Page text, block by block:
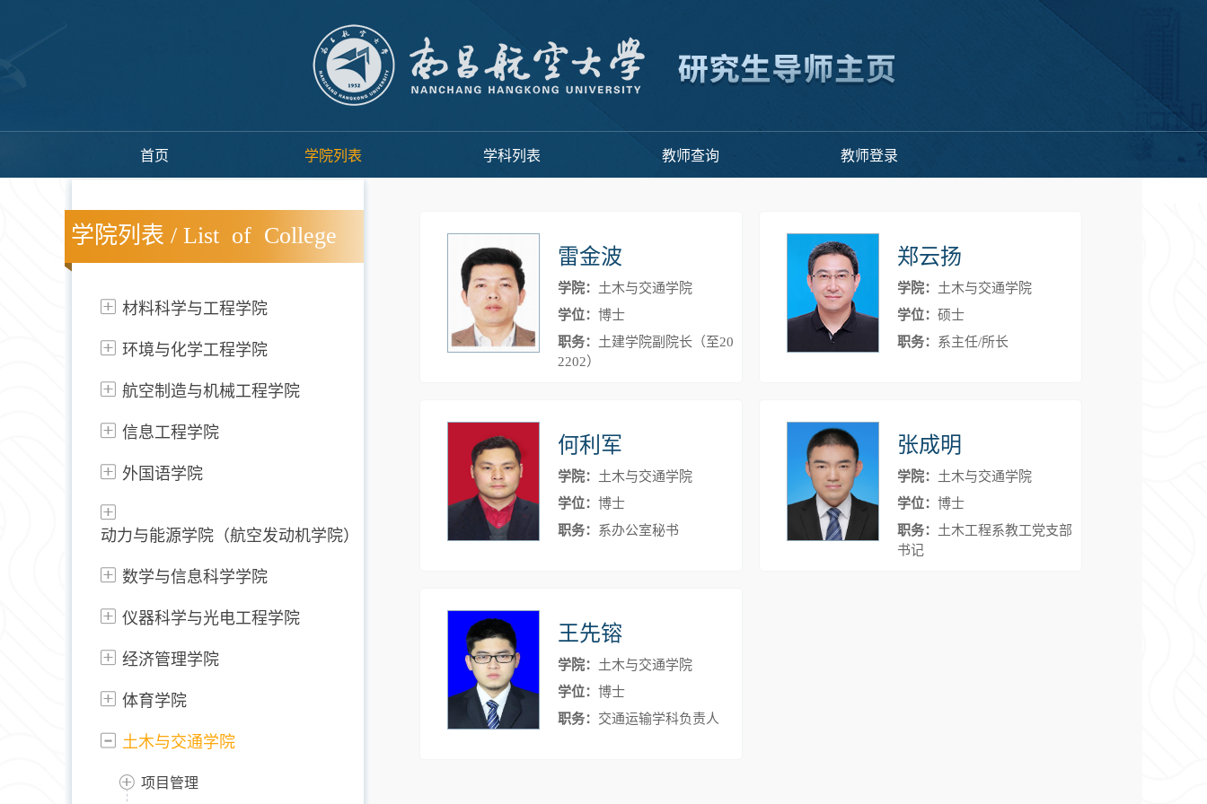
首页 学院列表 学科列表 教师查询 教师登录
学院列表 / List of College
材料科学与工程学院
环境与化学工程学院
航空制造与机械工程学院
信息工程学院
外国语学院
动力与能源学院（航空发动机学院）
数学与信息科学学院
仪器科学与光电工程学院
经济管理学院
体育学院
土木与交通学院
项目管理
雷金波
学院： 土木与交通学院
学位： 博士
职务：
土建学院副院长（至20
2202）
郑云扬
学院： 土木与交通学院
学位： 硕士
职务： 系主任/所长
何利军
学院： 土木与交通学院
学位： 博士
职务： 系办公室秘书
张成明
学院： 土木与交通学院
学位： 博士
职务：
土木工程系教工党支部
书记
王先镕
学院： 土木与交通学院
学位： 博士
职务： 交通运输学科负责人